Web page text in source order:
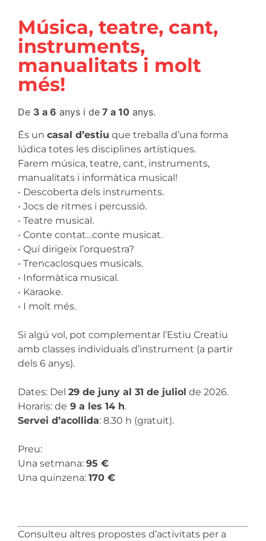
Música, teatre, cant,
instruments,
manualitats i molt
més!
De 3 a 6 anys i de 7 a 10 anys.
És un casal d’estiu que treballa d’una forma
lúdica totes les disciplines artístiques.
Farem música, teatre, cant, instruments,
manualitats i informàtica musical!
• Descoberta dels instruments.
• Jocs de ritmes i percussió.
• Teatre musical.
• Conte contat…conte musicat.
• Quí dirigeix l’orquestra?
• Trencaclosques musicals.
• Informàtica musical.
• Karaoke.
• I molt més.
Si algú vol, pot complementar l’Estiu Creatiu
amb classes individuals d’instrument (a partir
dels 6 anys).
Dates: Del 29 de juny al 31 de juliol de 2026.
Horaris: de 9 a les 14 h.
Servei d’acollida: 8.30 h (gratuït).
Preu:
Una setmana: 95 €
Una quinzena: 170 €
Consulteu altres propostes d’activitats per a